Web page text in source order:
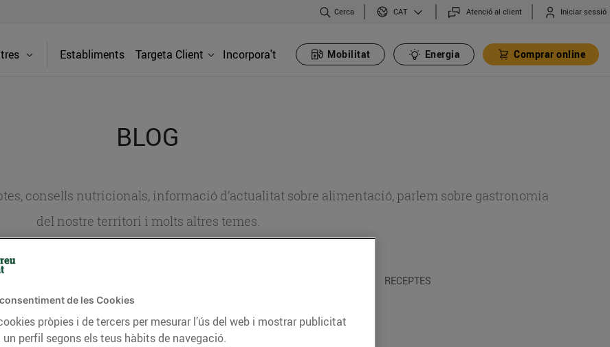
Cerca CAT Atenció al client Iniciar sessió
Establiments Targeta Client Incorpora't Mobilitat Energia Comprar online
BLOG
consells nutricionals, informació d’actualitat sobre alimentació, parlem sobre gastronomia
del nostre territori i molts altres temes.
RECEPTES
de les Cookies
pròpies i de tercers per mesurar l’ús del web i mostrar publicitat
un perfil segons els teus hàbits de navegació.